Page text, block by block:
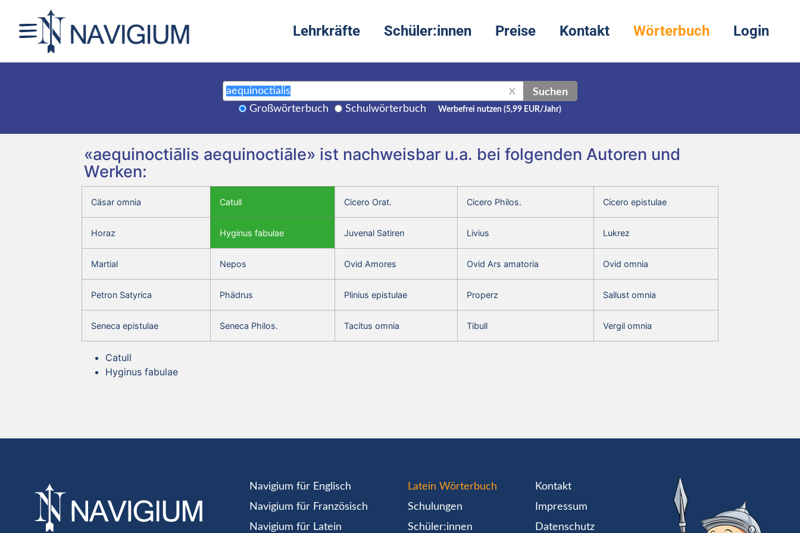
Lehrkräfte Schüler:innen Preise Kontakt Wörterbuch Login
X Suchen
Großwörterbuch Schulwörterbuch Werbefrei nutzen (5,99 EUR/Jahr)
«aequinoctiālis aequinoctiāle» ist nachweisbar u.a. bei folgenden Autoren und
Werken:
Cäsar omnia Catull Cicero Orat. Cicero Philos. Cicero epistulae
Horaz Hyginus fabulae Juvenal Satiren Livius Lukrez
Martial Nepos Ovid Amores Ovid Ars amatoria Ovid omnia
Petron Satyrica Phädrus Plinius epistulae Properz Sallust omnia
Seneca epistulae Seneca Philos. Tacitus omnia Tibull Vergil omnia
Catull
Hyginus fabulae
Navigium für Englisch
Navigium für Französisch
Navigium für Latein
Latein Wörterbuch
Schulungen
Schüler:innen
Kontakt
Impressum
Datenschutz